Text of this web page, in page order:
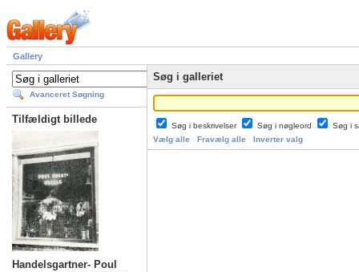
Gallery
Avanceret Søgning
Tilfældigt billede
Handelsgartner- Poul
Søg i galleriet
Søg i beskrivelser Søg i nøgleord
Søg i
Vælg alle
Fravælg alle Inverter valg